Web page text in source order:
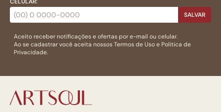
SALVAR
Aceito receber notificações e ofertas por e-mail ou celular.
Ao se cadastrar você aceita nossosTermos de Usoe Politica de
Privacidade.